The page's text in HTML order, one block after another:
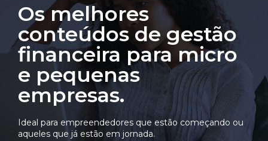
Os melhores
conteúdos de gestão
financeira para micro
e pequenas
empresas.
Ideal para empreendedores que estão começando ou
aqueles que já estão em jornada.